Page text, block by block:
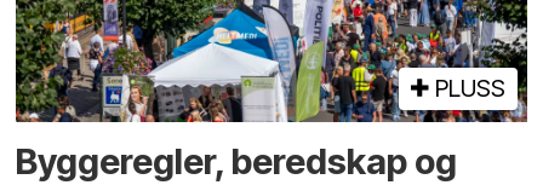
PLUSS
Bygge­regler, beredskap og